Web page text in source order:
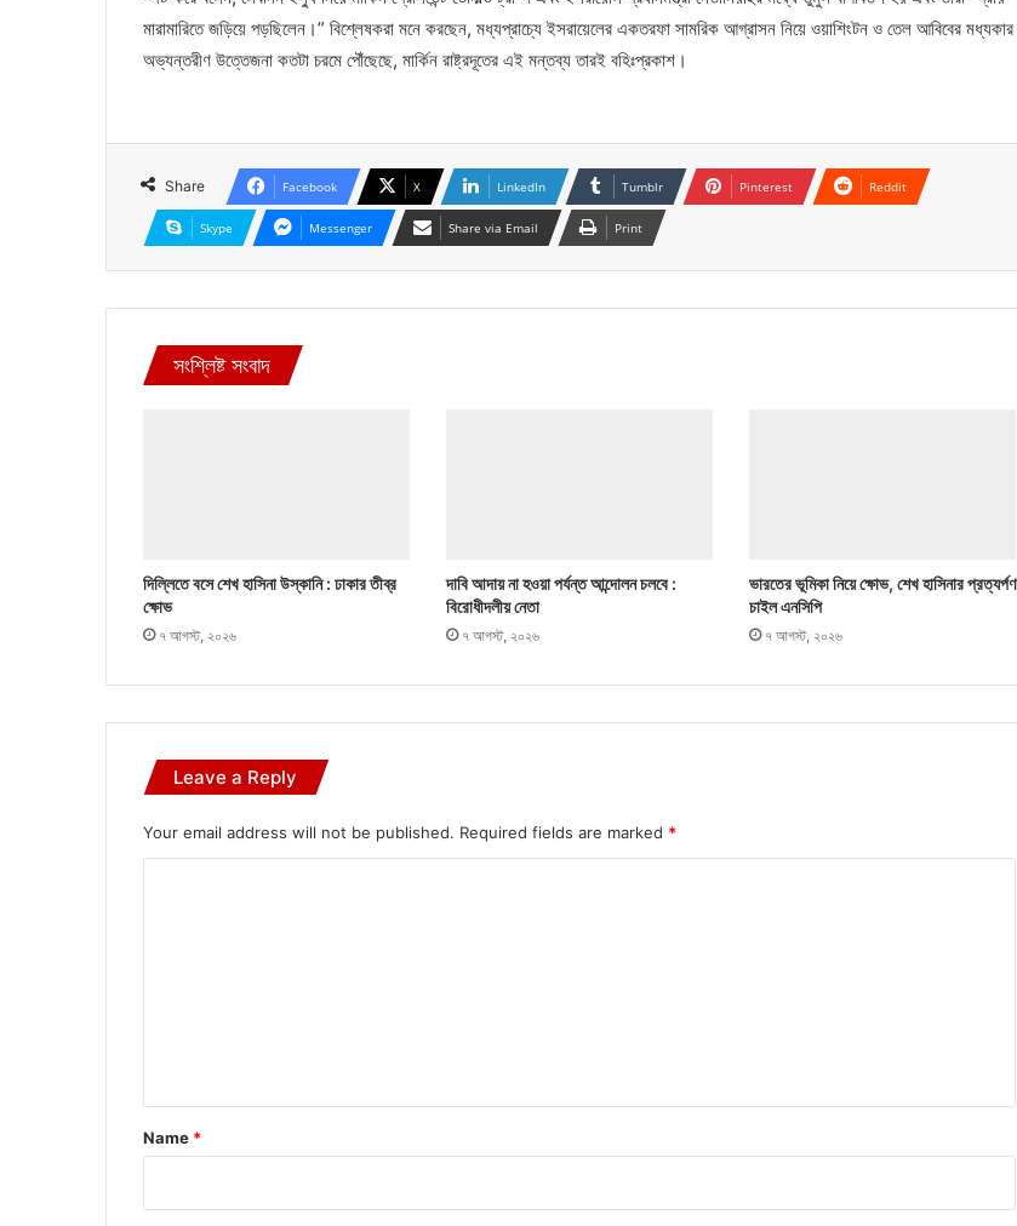
মারামারিতে জড়িয়ে পড়ছিলেন।” বিশ্লেষকরা মনে করছেন, মধ্যপ্রাচ্যে ইসরায়েলের একতরফা সামরিক আগ্রাসন নিয়ে ওয়াশিংটন ও তেল আবিবের মধ্যকার
অভ্যন্তরীণ উত্তেজনা কতটা চরমে পৌঁছেছে, মার্কিন রাষ্ট্রদূতের এই মন্তব্য তারই বহিঃপ্রকাশ।
Share Facebook X LinkedIn Tumblr Pinterest Reddit
Skype Messenger Share via Email Print
সংশ্লিষ্ট সংবাদ
দিল্লিতে বসে শেখ হাসিনা উস্কানি : ঢাকার তীব্র
ক্ষোভ
৭ আগস্ট, ২০২৬
দাবি আদায় না হওয়া পর্যন্ত আন্দোলন চলবে :
বিরোধীদলীয় নেতা
৭ আগস্ট, ২০২৬
ভারতের ভূমিকা নিয়ে ক্ষোভ, শেখ হাসিনার প্রত্যর্পণ
চাইল এনসিপি
৭ আগস্ট, ২০২৬
Leave a Reply
Your email address will not be published. Required fields are marked *
*
Name *